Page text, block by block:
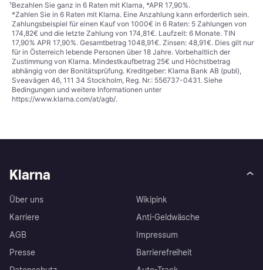
¹Bezahlen Sie ganz in 6 Raten mit Klarna, *APR 17,90%.
*Zahlen Sie in 6 Raten mit Klarna. Eine Anzahlung kann erforderlich sein.
Zahlungsbeispiel für einen Kauf von 1000€ in 6 Raten: 5 Zahlungen von
174,82€ und die letzte Zahlung von 174,81€. Laufzeit: 6 Monate. TIN
17,90% APR 17,90%. Gesamtbetrag 1048,91€. Zinsen: 48,91€. Dies gilt nur
für in Österreich lebende Personen über 18 Jahre. Vorbehaltlich der
Zustimmung von Klarna. Mindestkaufbetrag 25€ und Höchstbetrag
abhängig von der Bonitätsprüfung. Kreditgeber: Klarna Bank AB (publ),
Sveavägen 46, 111 34 Stockholm, Reg. Nr.: 556737-0431. Siehe
Bedingungen und weitere Informationen unter
https://www.klarna.com/at/agb/.
Klarna
Über uns
Karriere
AGB
Presse
Wikipink
Anti-Geldwäsche
Impressum
Barrierefreiheit